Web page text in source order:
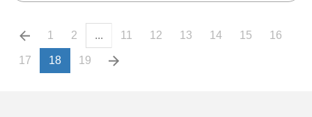
1 2 ... 11 12 13 14 15 16
17 18 19